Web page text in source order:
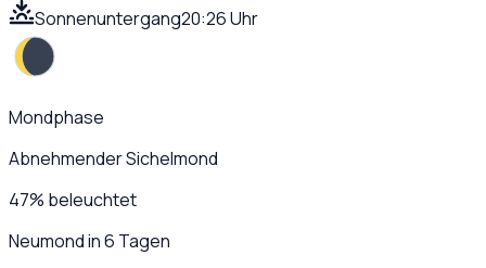
Sonnenuntergang20:26 Uhr
Mondphase
Abnehmender Sichelmond
47% beleuchtet
Neumond in 6 Tagen